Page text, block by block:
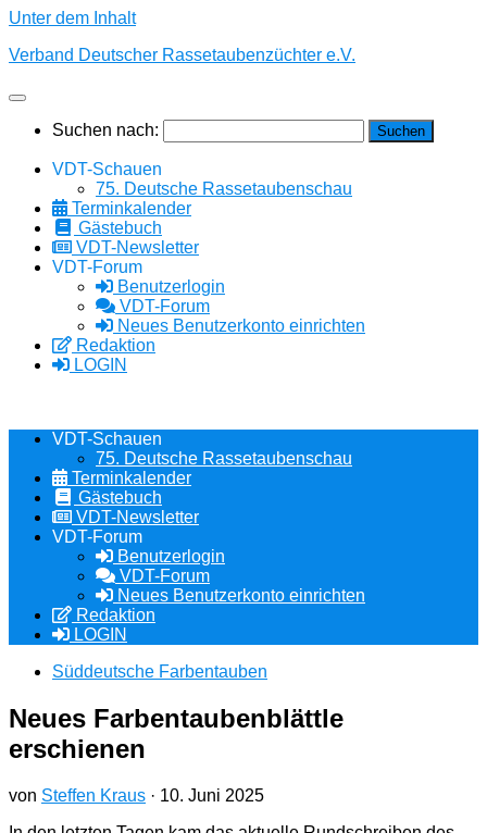
Unter dem Inhalt
Verband Deutscher Rassetaubenzüchter e.V.
Suchen nach:
VDT-Schauen
75. Deutsche Rassetaubenschau
Terminkalender
Gästebuch
VDT-Newsletter
VDT-Forum
Benutzerlogin
VDT-Forum
Neues Benutzerkonto einrichten
Redaktion
LOGIN
VDT-Schauen
75. Deutsche Rassetaubenschau
Terminkalender
Gästebuch
VDT-Newsletter
VDT-Forum
Benutzerlogin
VDT-Forum
Neues Benutzerkonto einrichten
Redaktion
LOGIN
Süddeutsche Farbentauben
Neues Farbentaubenblättle
erschienen
von Steffen Kraus · 10. Juni 2025